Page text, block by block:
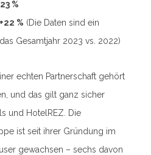
%
% (Die Daten sind ein
Gesamtjahr 2023 vs. 2022)
echten Partnerschaft gehört
und das gilt ganz sicher
und HotelREZ. Die
ist seit ihrer Gründung im
gewachsen – sechs davon